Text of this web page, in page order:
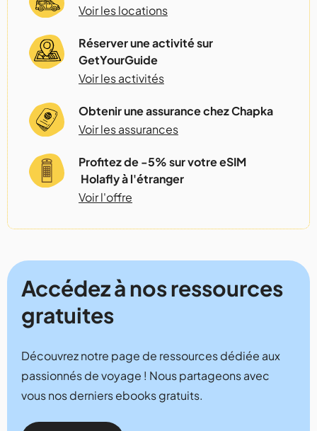
Voir les locations
Réserver une activité sur
GetYourGuide
Voir les activités
Obtenir une assurance chez Chapka
Voir les assurances
Profitez de -5% sur votre eSIM
Holafly à l'étranger
Voir l'offre
Accédez à nos ressources
gratuites
Découvrez notre page de ressources dédiée aux
passionnés de voyage ! Nous partageons avec
vous nos derniers ebooks gratuits.